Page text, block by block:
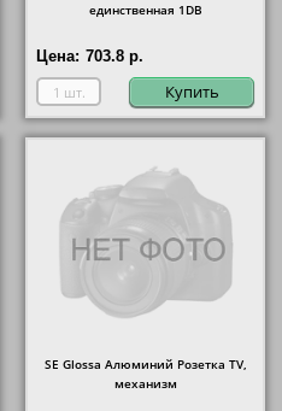
единственная 1DB
Цена: 703.8 р.
Купить
SE Glossa Алюминий Розетка TV,
механизм